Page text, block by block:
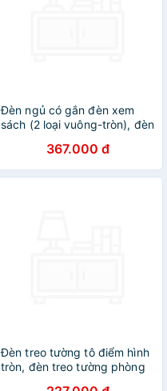
Đèn ngủ có gắn đèn xem
sách (2 loại vuông-tròn), đèn
trang trí DT367.000 đ
Đèn treo tường tô điểm hình
tròn, đèn treo tường phòng